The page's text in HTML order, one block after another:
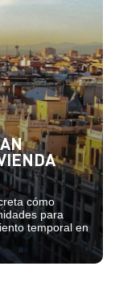
cómo
para
temporal en